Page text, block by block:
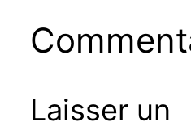
Laisser un